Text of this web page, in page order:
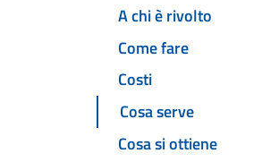
A chi è rivolto
Come fare
Costi
Cosa serve
Cosa si ottiene